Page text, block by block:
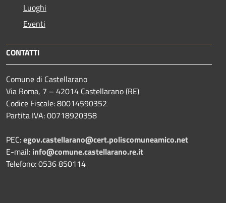
Luoghi
Eventi
CONTATTI
Comune di Castellarano
Via Roma, 7 – 42014 Castellarano (RE)
Codice Fiscale: 80014590352
Partita IVA: 00718920358
PEC:egov.castellarano@cert.poliscomuneamico.net
E-mail: info@comune.castellarano.re.it
Telefono: 0536 850114